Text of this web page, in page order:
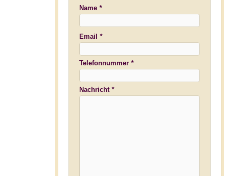
Name *
Bitte
lasse
dieses
Feld
Bitte
dieses
Feld
leer.
Email *
Telefonnummer *
Nachricht *